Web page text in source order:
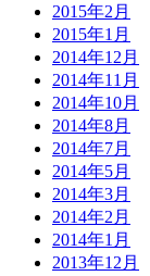
2015年2月
2015年1月
2014年12月
2014年11月
2014年10月
2014年8月
2014年7月
2014年5月
2014年3月
2014年2月
2014年1月
2013年12月